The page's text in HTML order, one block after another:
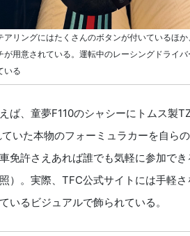
アリングにはたくさんのボタンが付いているほ
が用意されている。運転中のレーシングドライ
いる
ば、童夢F110のシャシーにトムス製
いた本物のフォーミュラカーを自ら
免許さえあれば誰でも気軽に参加で
）。実際、TFC公式サイトには手軽
いるビジュアルで飾られている。